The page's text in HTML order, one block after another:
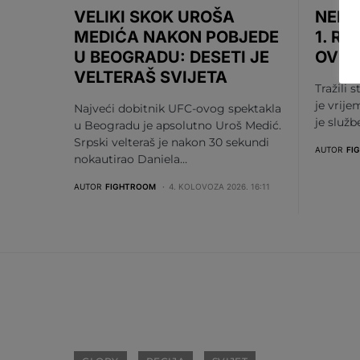
VELIKI SKOK UROŠA
MEDIĆA NAKON POBJEDE
U BEOGRADU: DESETI JE
VELTERAŠ SVIJETA
Najveći dobitnik UFC-ovog spektakla
u Beogradu je apsolutno Uroš Medić.
Srpski velteraš je nakon 30 sekundi
nokautirao Daniela…
AUTOR FIGHTROOM 4. KOLOVOZA 2026. 16:11
1.
OV
Tražili
je
je
AUTOR